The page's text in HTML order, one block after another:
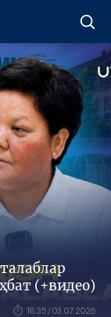
(+видео)
18:35 / 03.07.2026